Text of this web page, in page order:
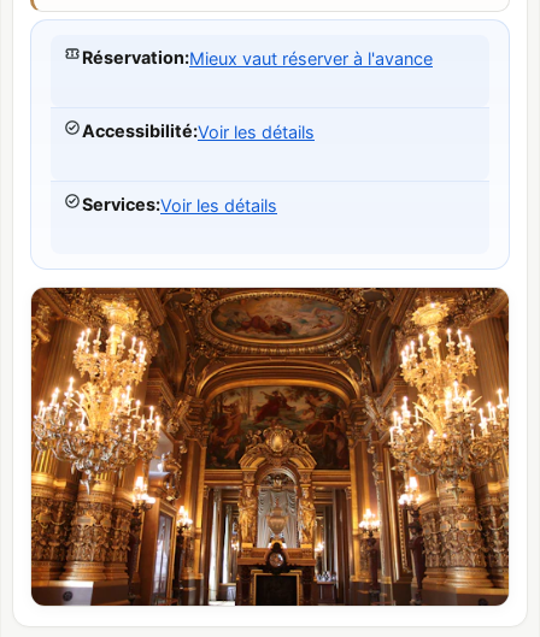
Réservation:Mieux vaut réserver à l'avance
Accessibilité:Voir les détails
Services:Voir les détails